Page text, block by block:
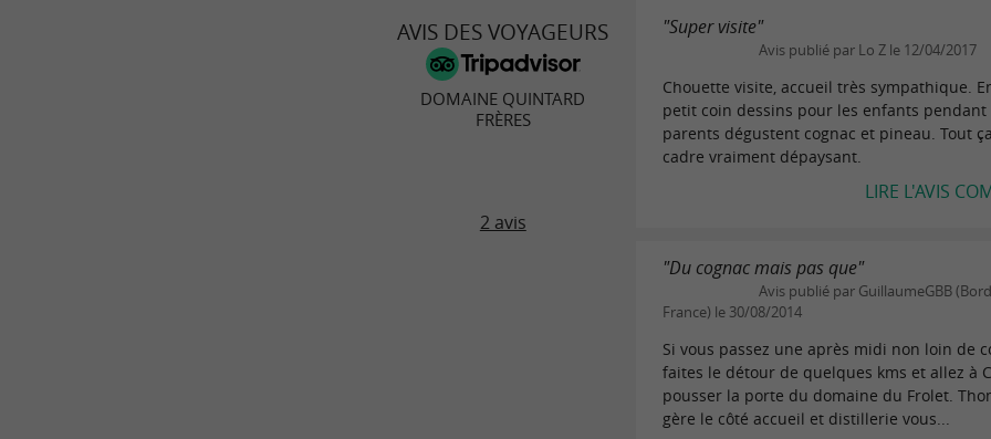
AVIS DES VOYAGEURS
DOMAINE QUINTARD
FRÈRES
2 avis
"Super visite"
Avis publié par Lo Z le 12/04/2017
Chouette visite, accueil très sympathique.
petit coin dessins pour les enfants pendant
parents dégustent cognac et pineau. Tout
cadre vraiment dépaysant.
LIRE L'AVIS
"Du cognac mais pas que"
Avis publié par GuillaumeGBB
France) le 30/08/2014
Si vous passez une après midi non loin de
faites le détour de quelques kms et allez à
pousser la porte du domaine du Frolet.
gère le côté accueil et distillerie vous...